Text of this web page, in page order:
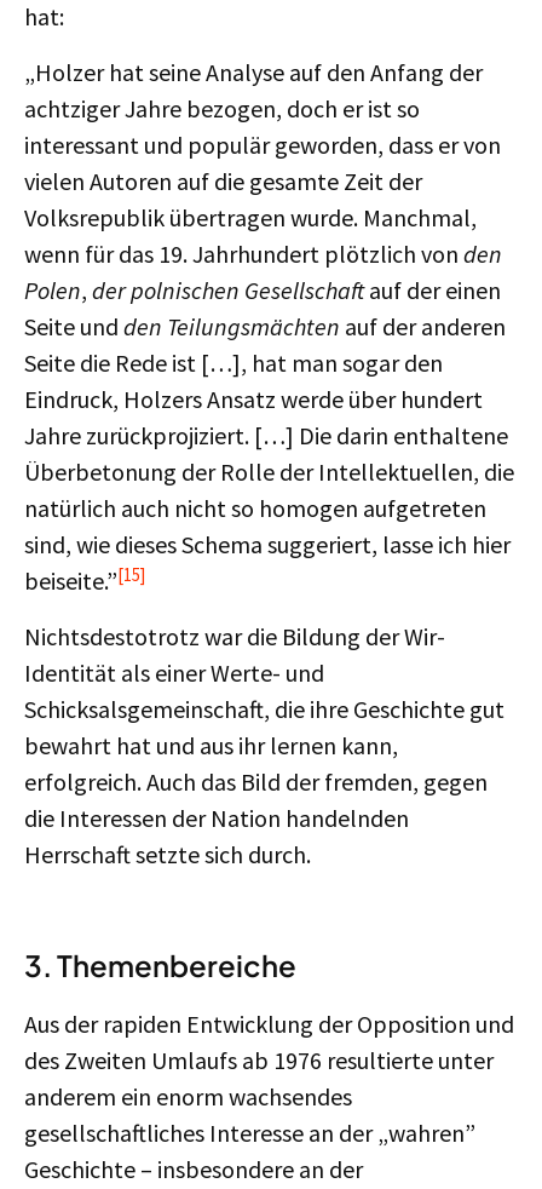
hat:
„Holzer hat seine Analyse auf den Anfang der
achtziger Jahre bezogen, doch er ist so
interessant und populär geworden, dass er von
vielen Autoren auf die gesamte Zeit der
Volksrepublik übertragen wurde. Manchmal,
wenn für das 19. Jahrhundert plötzlich von den
Polen, der polnischen Gesellschaftauf der einen
Seite und den Teilungsmächten auf der anderen
Seite die Rede ist […], hat man sogar den
Eindruck, Holzers Ansatz werde über hundert
Jahre zurückprojiziert. […] Die darin enthaltene
Überbetonung der Rolle der Intellektuellen, die
natürlich auch nicht so homogen aufgetreten
sind, wie dieses Schema suggeriert, lasse ich hier
beiseite.”[15]
Nichtsdestotrotz war die Bildung der Wir-
Identität als einer Werte- und
Schicksalsgemeinschaft, die ihre Geschichte gut
bewahrt hat und aus ihr lernen kann,
erfolgreich. Auch das Bild der fremden, gegen
die Interessen der Nation handelnden
Herrschaft setzte sich durch.
3. Themenbereiche
Aus der rapiden Entwicklung der Opposition und
des Zweiten Umlaufs ab 1976 resultierte unter
anderem ein enorm wachsendes
gesellschaftliches Interesse an der „wahren”
Geschichte – insbesondere an der